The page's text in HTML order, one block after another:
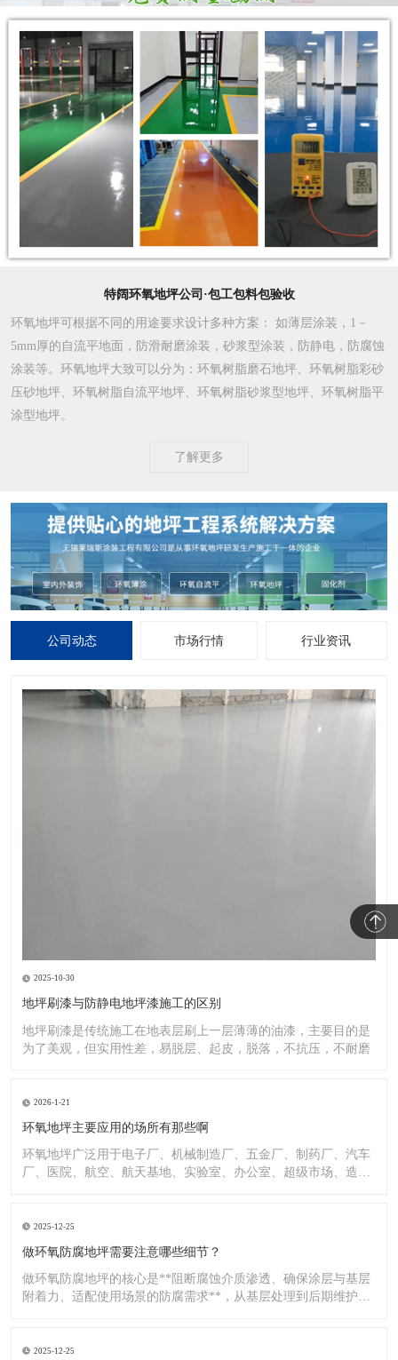
特阔环氧地坪公司·包工包料包验收
环氧地坪可根据不同的用途要求设计多种方案 ： 如薄层涂装，1－
5mm厚的自流平地面，防滑耐磨涂装，砂浆型涂装，防静电，防腐蚀
涂装等。环氧地坪大致可以分为：环氧树脂磨石地坪、环氧树脂彩砂
压砂地坪、环氧树脂自流平地坪、环氧树脂砂浆型地坪、环氧树脂平
涂型地坪。
了解更多
公司动态 市场行情 行业资讯
2025-10-30
地坪刷漆与防静电地坪漆施工的区别
地坪刷漆是传统施工在地表层刷上一层薄薄的油漆，主要目的是
为了美观，但实用性差，易脱层、起皮，脱落，不抗压，不耐磨
2026-1-21
环氧地坪主要应用的场所有那些啊
环氧地坪广泛用于电子厂、机械制造厂、五金厂、制药厂、汽车
厂、医院、航空、航天基地、实验室、办公室、超级市场、造纸
2025-12-25
做环氧防腐地坪需要注意哪些细节？
做环氧防腐地坪的核心是**阻断腐蚀介质渗透、确保涂层与基层
附着力、适配使用场景的防腐需求**，从基层处理到后期维护，
2025-12-25